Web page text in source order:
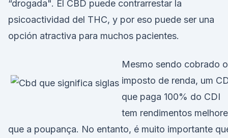
“drogada". El CBD puede contrarrestar la
psicoactividad del THC, y por eso puede ser una
opción atractiva para muchos pacientes.
Mesmo sendo cobrado o
imposto de renda, um
que paga 100% do CDI
tem rendimentos
que a poupança. No entanto, é muito importante